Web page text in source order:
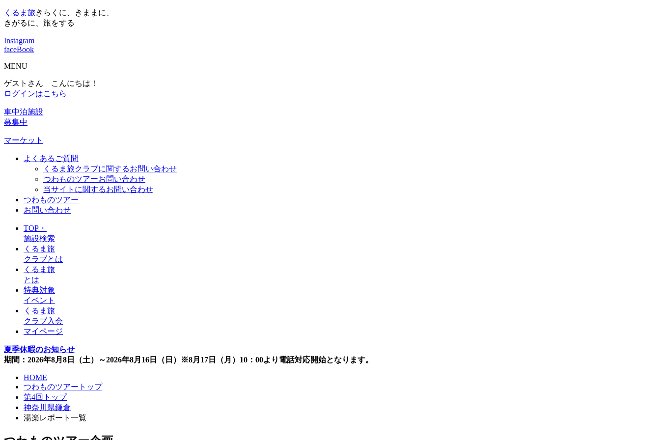
くるま旅きらくに、きままに、
きがるに、旅をする
Instagram
faceBook
MENU
ゲストさん こんにちは！
ログインはこちら
車中泊施設
募集中
マーケット
よくあるご質問
くるま旅クラブに関するお問い合わせ
つわものツアーお問い合わせ
当サイトに関するお問い合わせ
つわものツアー
お問い合わせ
TOP・
施設検索
くるま旅
クラブとは
くるま旅
とは
特典対象
イベント
くるま旅
クラブ入会
マイページ
夏季休暇のお知らせ
期間：2026年8月8日（土）～2026年8月16日（日）※8月17日（月）10：00より電話対応開始となります。
HOME
つわものツアートップ
第4回トップ
神奈川県鎌倉
湯楽レポート一覧